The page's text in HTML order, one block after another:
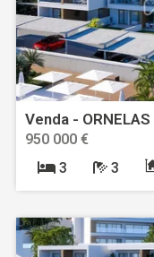
Venda - ORNELAS
950 000 €
3
3